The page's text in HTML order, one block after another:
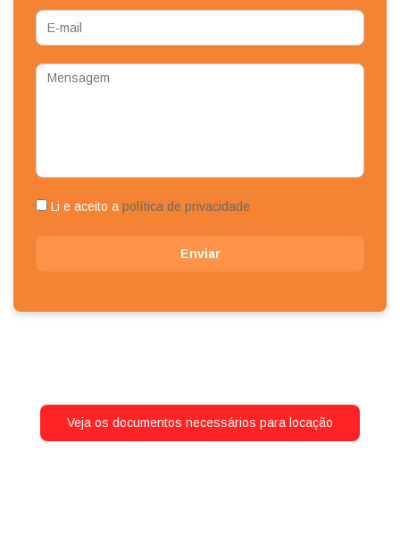
E-
mail
Mensagem
Li e aceito a política de privacidade
Enviar
Veja os documentos necessários para locação